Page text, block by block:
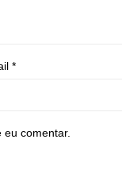
*
comentar.